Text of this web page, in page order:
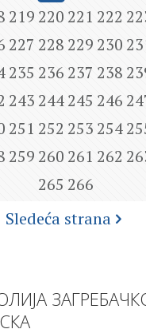
219 220 221 222
227 228 229 230
235 236 237 238
243 244245 246
251 252 253 254
259 260 261 262
265 266
Sledeća strana